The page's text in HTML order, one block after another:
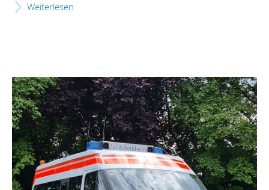
Weiterlesen